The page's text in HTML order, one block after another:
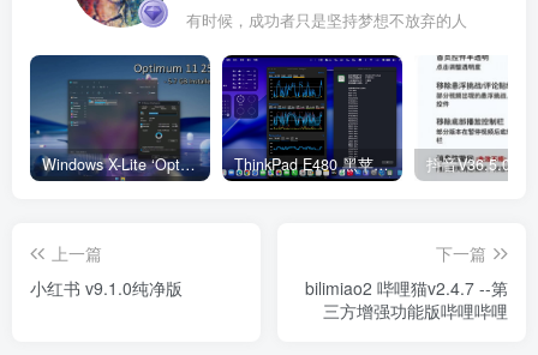
有时候，成功者只是坚持梦想不放弃的人
Windows X-Lite ‘Optimum 11’ 25H2 Pro v2 ThinkPad E480 黑苹果完美Tahoe的EFI分享（2026.03.01更新） 抖音V36.5.0 内
上一篇
小红书 v9.1.0纯净版
下一篇
bilimiao2 哔哩猫v2.4.7 --第
三方增强功能版哔哩哔哩